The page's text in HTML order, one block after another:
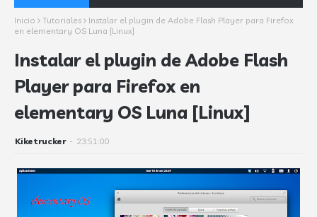
Inicio Tutoriales
Instalar el plugin de Adobe Flash Player para Firefox
en elementary OS Luna [Linux]
Instalar el plugin de Adobe Flash
Player para Firefox en
elementary OS Luna [Linux]
Kiketrucker - 23:51:00